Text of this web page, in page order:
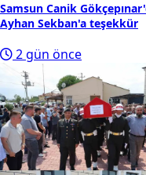
Samsun Canik
Ayhan Sekban'a teşekkür
2 gün önce